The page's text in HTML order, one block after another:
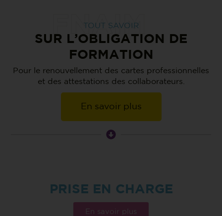
TOUT SAVOIR
SUR L’OBLIGATION DE
FORMATION
Pour le renouvellement des cartes professionnelles
et des attestations des collaborateurs.
En savoir plus
PRISE EN CHARGE
En savoir plus